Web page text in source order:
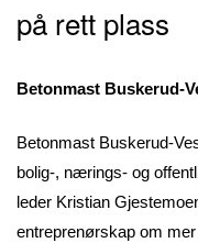
på rett plass
Betonmast Buskerud-
Betonmast Buskerud-
bolig-, nærings- og
leder Kristian
entreprenørskap om